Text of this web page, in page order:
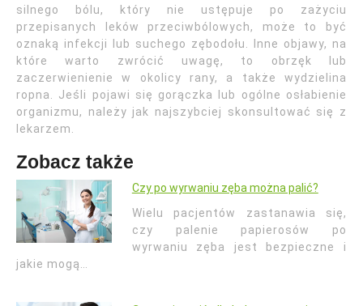
silnego bólu, który nie ustępuje po zażyciu
przepisanych leków przeciwbólowych, może to być
oznaką infekcji lub suchego zębodołu. Inne objawy, na
które warto zwrócić uwagę, to obrzęk lub
zaczerwienienie w okolicy rany, a także wydzielina
ropna. Jeśli pojawi się gorączka lub ogólne osłabienie
organizmu, należy jak najszybciej skonsultować się z
lekarzem.
Zobacz także
Czy po wyrwaniu zęba można palić?
Wielu pacjentów zastanawia się,
czy palenie papierosów po
wyrwaniu zęba jest bezpieczne i
jakie mogą…